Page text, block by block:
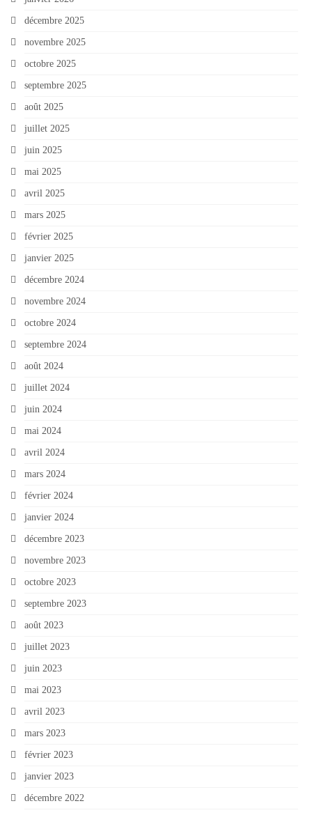
décembre 2025
novembre 2025
octobre 2025
septembre 2025
août 2025
juillet 2025
juin 2025
mai 2025
avril 2025
mars 2025
février 2025
janvier 2025
décembre 2024
novembre 2024
octobre 2024
septembre 2024
août 2024
juillet 2024
juin 2024
mai 2024
avril 2024
mars 2024
février 2024
janvier 2024
décembre 2023
novembre 2023
octobre 2023
septembre 2023
août 2023
juillet 2023
juin 2023
mai 2023
avril 2023
mars 2023
février 2023
janvier 2023
décembre 2022